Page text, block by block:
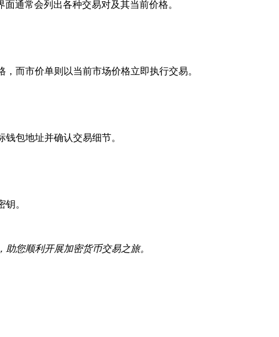
通常会列出各种交易对及其当前价格。
而市价单则以当前市场价格立即执行交易。
包地址并确认交易细节。
。
您顺利开展加密货币交易之旅。